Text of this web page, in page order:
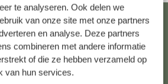
te analyseren. Ook delen we
van onze site met onze partners
en analyse. Deze partners
combineren met andere informatie
of die ze hebben verzameld op
van hun services.